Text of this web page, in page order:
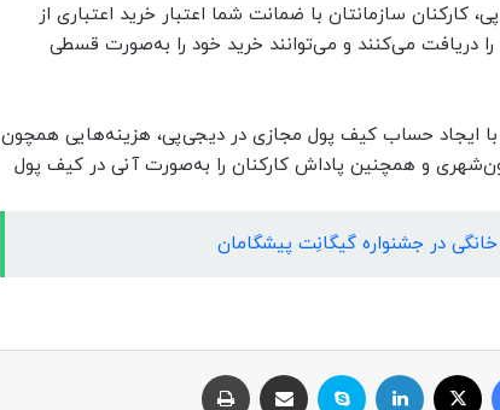
کارکنان سازمانتان با ضمانت شما اعتبار خرید اعتباری از
دریافت می‌کنند و می‌توانند خرید خود را به‌صورت قسطی
ایجاد حساب کیف پول مجازی در دیجی‌پی، هزینه‌هایی همچون
و همچنین پاداش کارکنان را به‌صورت آنی در کیف پول
در جشنواره گیگانِت پیشگامان
ایکس